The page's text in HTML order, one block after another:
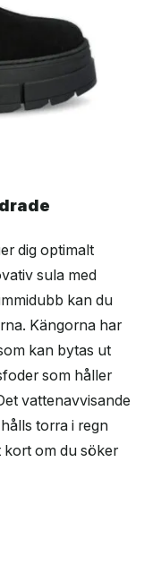
dig optimalt
sula med
kan du
Kängorna har
kan bytas ut
som håller
vattenavvisande
torra i regn
kort om du söker